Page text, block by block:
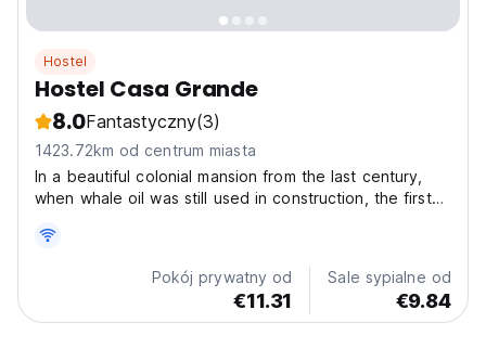
Hostel
Hostel Casa Grande
8.0Fantastyczny(3)
1423.72km od centrum miasta
In a beautiful colonial mansion from the last century,
when whale oil was still used in construction, the first
located in the old and central part of the city. A
privilege! Close to everything, the main...
Pokój prywatny od
€11.31
Sale sypialne od
€9.84